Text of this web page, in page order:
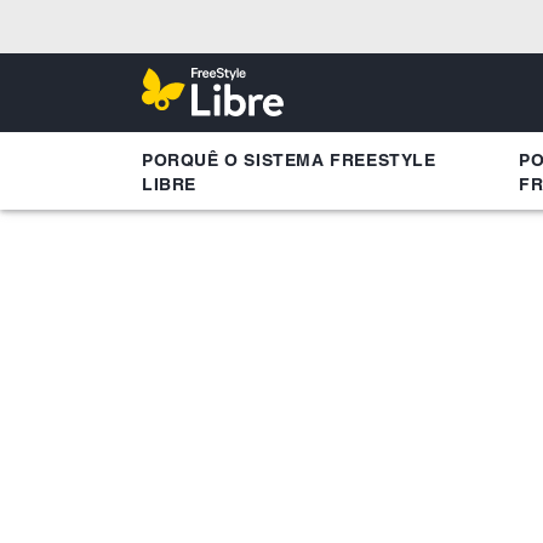
PORQUÊ O SISTEMA FREESTYLE
LIBRE